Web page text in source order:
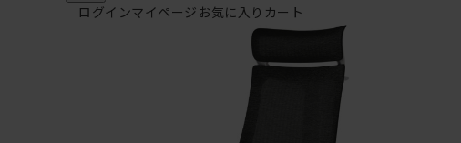
ログインマイページ お気に入り カート